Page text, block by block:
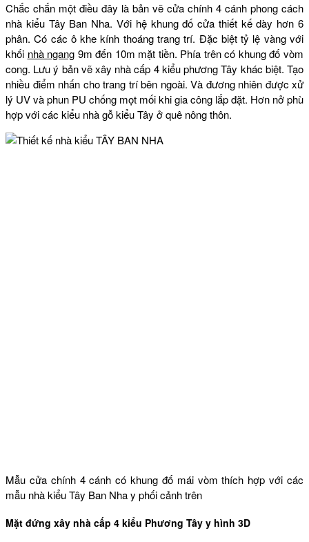
Chắc chắn một điều đây là bản vẽ cửa chính 4 cánh phong cách
nhà kiểu Tây Ban Nha. Với hệ khung đố cửa thiết kế dày hơn 6
phân. Có các ô khe kính thoáng trang trí. Đặc biệt tỷ lệ vàng với
khối nhà ngang 9m đến 10m mặt tiền. Phía trên có khung đố vòm
cong. Lưu ý bản vẽ xây nhà cấp 4 kiểu phương Tây khác biệt. Tạo
nhiều điểm nhấn cho trang trí bên ngoài. Và đương nhiên được xử
lý UV và phun PU chống mọt mối khi gia công lắp đặt. Hơn nở phù
hợp với các kiểu nhà gỗ kiểu Tây ở quê nông thôn.
Mẫu cửa chính 4 cánh có khung đố mái vòm thích hợp với các
mẫu nhà kiểu Tây Ban Nha y phối cảnh trên
Mặt đứng xây nhà cấp 4 kiểu Phương Tây y hình 3D